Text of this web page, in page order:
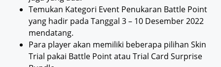
Temukan Kategori Event Penukaran Battle Point
yang hadir pada Tanggal 3 – 10 Desember 2022
mendatang.
Para player akan memiliki beberapa pilihan Skin
Trial pakai Battle Point atau Trial Card Surprise